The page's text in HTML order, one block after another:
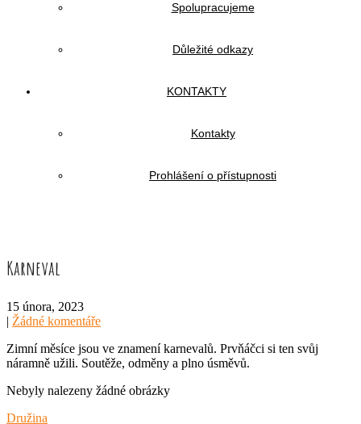
Spolupracujeme
Důležité odkazy
KONTAKTY
Kontakty
Prohlášení o přístupnosti
Karneval
15 února, 2023
| Žádné komentáře
Zimní měsíce jsou ve znamení karnevalů. Prvňáčci si ten svůj
náramně užili. Soutěže, odměny a plno úsměvů.
Nebyly nalezeny žádné obrázky
Družina